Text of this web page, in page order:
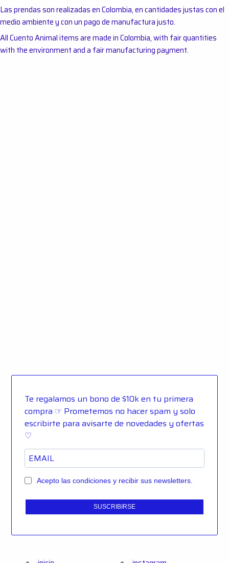
Las prendas son realizadas en Colombia, en cantidades justas con el
medio ambiente y con un pago de manufactura justo.
All Cuento Animal items are made in Colombia, with fair quantities
with the environment and a fair manufacturing payment.
Te regalamos un bono de $10k en tu primera
compra ☞ Prometemos no hacer spam y solo
escribirte para avisarte de novedades y ofertas
♡
Acepto las condiciones y recibir sus newsletters.
SUSCRIBIRSE